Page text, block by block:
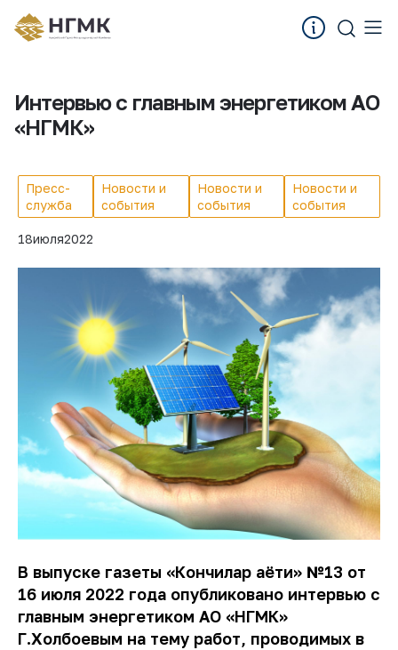
Интервью с главным энергетиком АО
«НГМК»
Пресс-
служба
Новости и
события
Новости и
события
Новости и
события
18июля2022
В выпуске газеты «Кончилар ҳаёти» №13 от
16 июля 2022 года опубликовано интервью с
главным энергетиком АО «НГМК»
Г.Холбоевым на тему работ, проводимых в